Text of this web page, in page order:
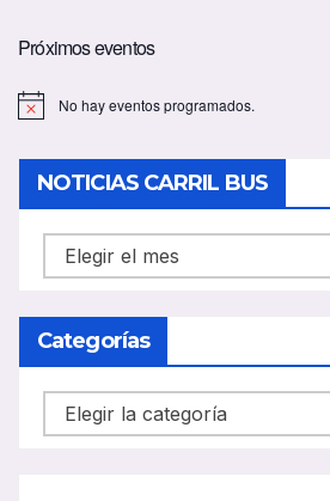
Próximos eventos
No hay eventos programados.
NOTICIAS CARRIL BUS
NOTICIAS
CARRIL
BUS
Categorías
Categorías